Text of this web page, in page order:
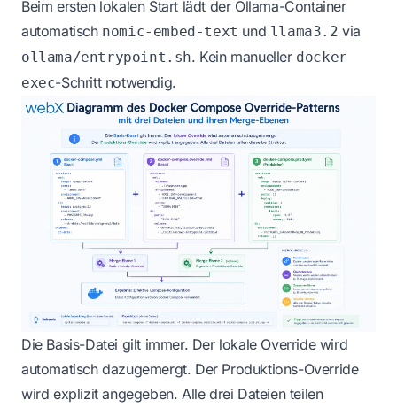
Beim ersten lokalen Start lädt der Ollama-Container
automatisch nomic-embed-text und llama3.2 via
ollama/entrypoint.sh. Kein manueller docker
exec-Schritt notwendig.
Die Basis-Datei gilt immer. Der lokale Override wird
automatisch dazugemergt. Der Produktions-Override
wird explizit angegeben. Alle drei Dateien teilen